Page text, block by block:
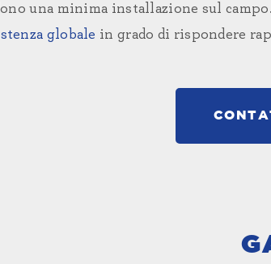
una minima installazione sul
globale in grado di rispondere